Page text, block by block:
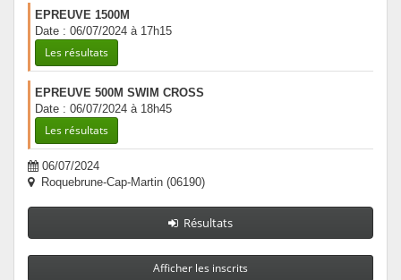
EPREUVE 1500M
Date : 06/07/2024 à 17h15
Les résultats
EPREUVE 500M SWIM CROSS
Date : 06/07/2024 à 18h45
Les résultats
06/07/2024
Roquebrune-Cap-Martin (06190)
Résultats
Afficher les inscrits